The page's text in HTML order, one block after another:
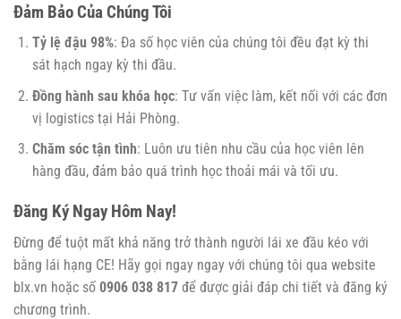
Đảm Bảo Của Chúng Tôi
Tỷ lệ đậu 98%: Đa số học viên của chúng tôi đều đạt kỳ thi
sát hạch ngay kỳ thi đầu.
Đồng hành sau khóa học: Tư vấn việc làm, kết nối với các đơn
vị logistics tại Hải Phòng.
Chăm sóc tận tình: Luôn ưu tiên nhu cầu của học viên lên
hàng đầu, đảm bảo quá trình học thoải mái và tối ưu.
Đăng Ký Ngay Hôm Nay!
Đừng để tuột mất khả năng trở thành người lái xe đầu kéo với
bằng lái hạng CE! Hãy gọi ngay ngay với chúng tôi qua website
blx.vn hoặc số 0906 038 817 để được giải đáp chi tiết và đăng ký
chương trình.